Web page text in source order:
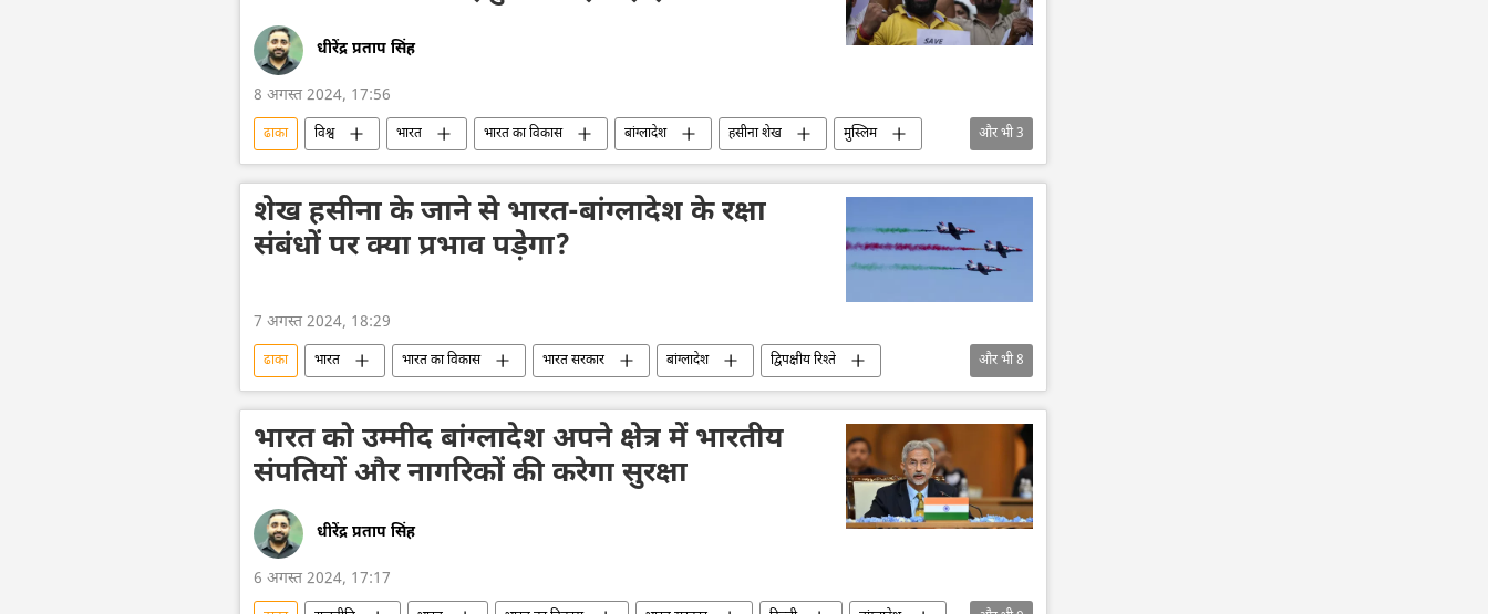
धीरेंद्र प्रताप सिंह
8 अगस्त 2024, 17:56
ढाका विश्व भारत भारत का विकास बांग्लादेश हसीना शेख
मुस्लिम
हिन्दू मंदिर
हिन्दू देवी-देवता हिन्दू
और भी3
शेख हसीना के जाने से भारत-बांग्लादेश के रक्षा
संबंधों पर क्या प्रभाव पड़ेगा?
7 अगस्त 2024, 18:29
ढाका भारत भारत का विकास भारत सरकार बांग्लादेश
द्विपक्षीय रिश्ते
द्विपक्षीय व्यापार
हथियारों की आपूर्ति रक्षा उत्पादों का निर्यात निर्यात
विशेषज्ञ
भारतीय सेना
रक्षा-पंक्ति Sputnik मान्यता
और भी8
भारत को उम्मीद बांग्लादेश अपने क्षेत्र में भारतीय
संपतियों और नागरिकों की करेगा सुरक्षा
धीरेंद्र प्रताप सिंह
6 अगस्त 2024, 17:17